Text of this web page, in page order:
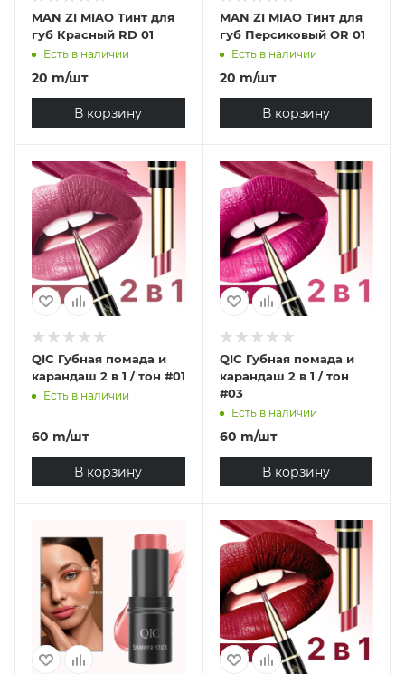
MAN ZI MIAO Тинт для
губ Красный RD 01
Есть в наличии
20 m/шт
В корзину
MAN ZI MIAO Тинт для
губ Персиковый OR 01
Есть в наличии
20 m/шт
В корзину
QIC Губная помада и
карандаш 2 в 1 / тон #01
Есть в наличии
60 m/шт
В корзину
QIC Губная помада и
карандаш 2 в 1 / тон
#03
Есть в наличии
60 m/шт
В корзину